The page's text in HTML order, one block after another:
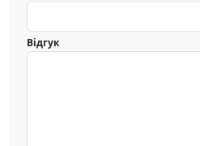
Відгук